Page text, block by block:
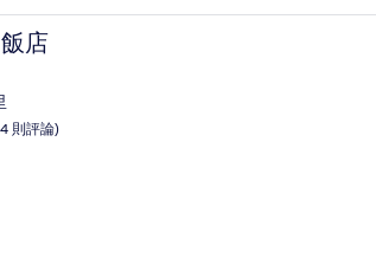
店
則評論)